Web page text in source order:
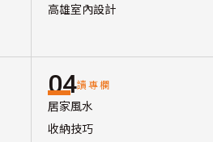
高雄室內設計
04讀專欄
居家風水
收納技巧